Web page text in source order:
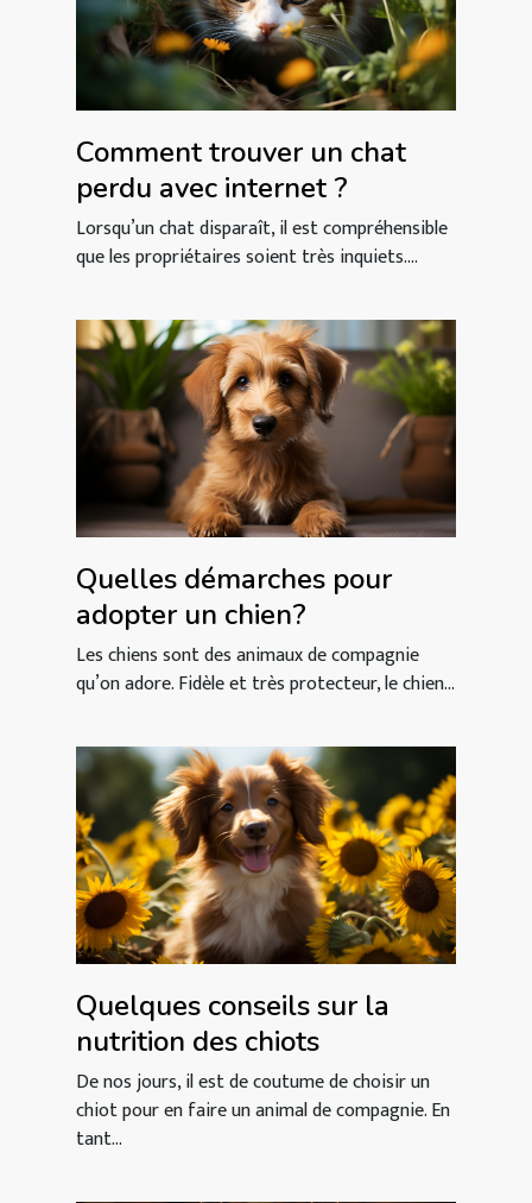
Comment trouver un chat
perdu avec internet ?
Lorsqu’un chat disparaît, il est compréhensible
que les propriétaires soient très inquiets....
Quelles démarches pour
adopter un chien?
Les chiens sont des animaux de compagnie
qu’on adore. Fidèle et très protecteur, le chien...
Quelques conseils sur la
nutrition des chiots
De nos jours, il est de coutume de choisir un
chiot pour en faire un animal de compagnie. En
tant...